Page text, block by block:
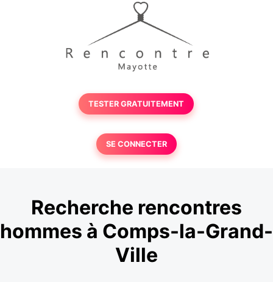
TESTER GRATUITEMENT
SE CONNECTER
Recherche rencontres
hommes à Comps-la-Grand-
Ville